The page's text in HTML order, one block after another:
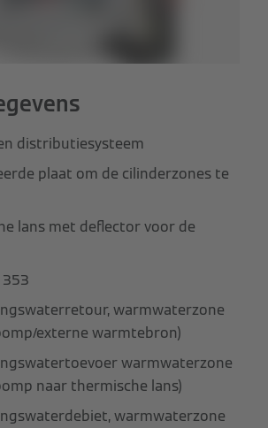
distributiesysteem
plaat om de cilinderzones te
lans met deflector voor de
warmwaterzone
externe warmtebron)
warmwaterzone
naar thermische lans)
warmwaterzone